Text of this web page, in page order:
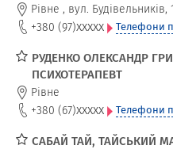
Рівне , вул. Будівельників, 1
+380 (97)xxxxx Телефони
РУДЕНКО ОЛЕКСАНДР
ПСИХОТЕРАПЕВТ
Рівне
+380 (67)xxxxx Телефони
САБАЙ ТАЙ, ТАЙСЬКИЙ